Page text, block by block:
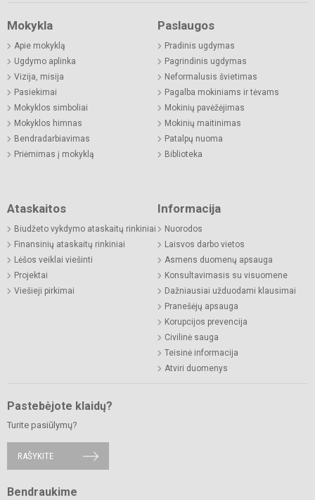
Mokykla
Apie mokyklą
Ugdymo aplinka
Vizija, misija
Pasiekimai
Mokyklos simboliai
Mokyklos himnas
Bendradarbiavimas
Priėmimas į mokyklą
Paslaugos
Pradinis ugdymas
Pagrindinis ugdymas
Neformalusis švietimas
Pagalba mokiniams ir tėvams
Mokinių pavėžėjimas
Mokinių maitinimas
Patalpų nuoma
Biblioteka
Ataskaitos
Biudžeto vykdymo ataskaitų rinkiniai
Finansinių ataskaitų rinkiniai
Lėšos veiklai viešinti
Projektai
Viešieji pirkimai
Informacija
Nuorodos
Laisvos darbo vietos
Asmens duomenų apsauga
Konsultavimasis su visuomene
Dažniausiai užduodami klausimai
Pranešėjų apsauga
Korupcijos prevencija
Civilinė sauga
Teisinė informacija
Atviri duomenys
Pastebėjote klaidų?
Turite pasiūlymų?
RAŠYKITE
Bendraukime